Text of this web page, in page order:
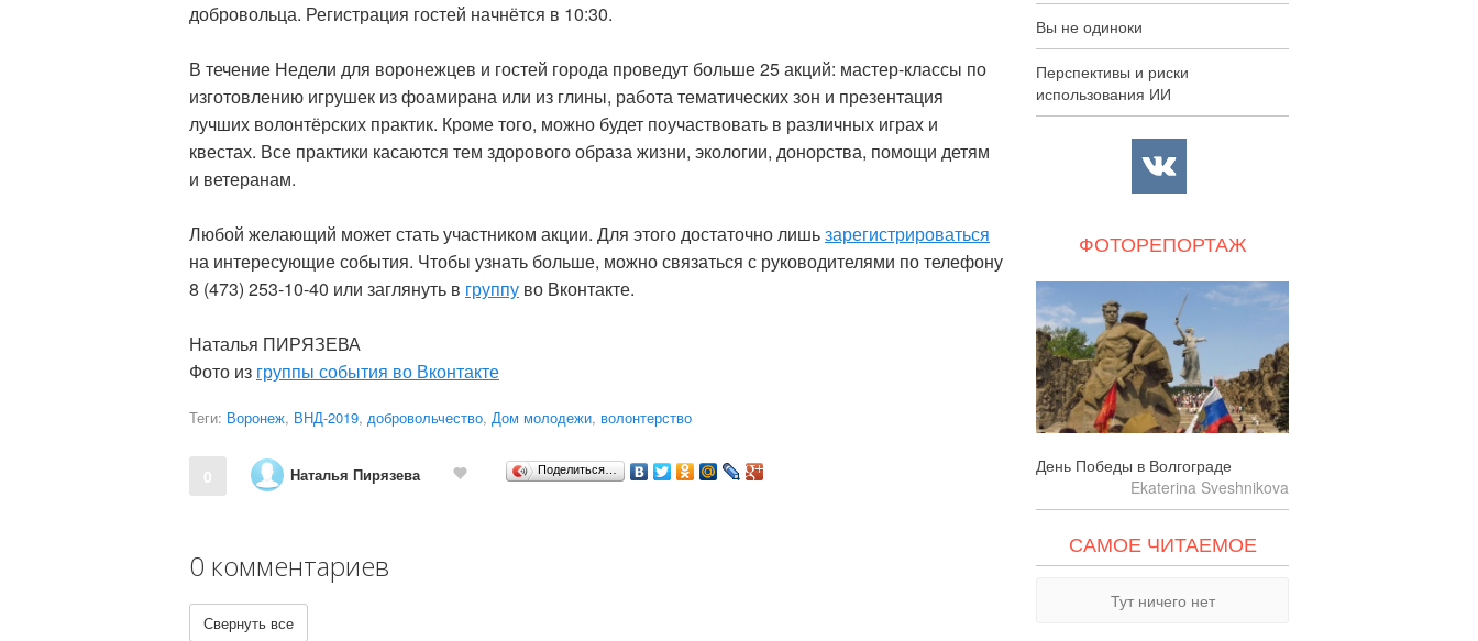
добровольца. Регистрация гостей начнётся в 10:30.
В течение Недели для воронежцев и гостей города проведут больше 25 акций: мастер-классы по
изготовлению игрушек из фоамирана или из глины, работа тематических зон и презентация
лучших волонтёрских практик. Кроме того, можно будет поучаствовать в различных играх и
квестах. Все практики касаются тем здорового образа жизни, экологии, донорства, помощи детям
и ветеранам.
Любой желающий может стать участником акции. Для этого достаточно лишьзарегистрироваться
на интересующие события. Чтобы узнать больше, можно связаться с руководителями по телефону
8 (473) 253-10-40 или заглянуть в группу во Вконтакте.
Наталья ПИРЯЗЕВА
Фото из группы события во Вконтакте
Теги: Воронеж, ВНД-2019, добровольчество, Дом молодежи, волонтерство
0 Наталья Пирязева Поделиться…
0 комментариев
Свернуть все
Вы не одиноки
Перспективы и риски
использования ИИ
ФОТОРЕПОРТАЖ
День Победы в Волгограде
Ekaterina Sveshnikova
САМОЕ ЧИТАЕМОЕ
Тут ничего нет